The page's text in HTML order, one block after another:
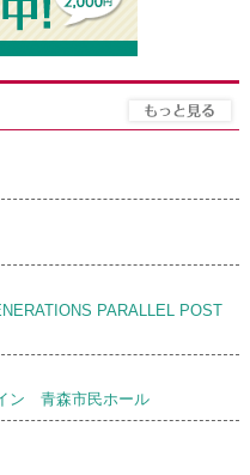
PARALLEL POST
ン 青森市民ホール